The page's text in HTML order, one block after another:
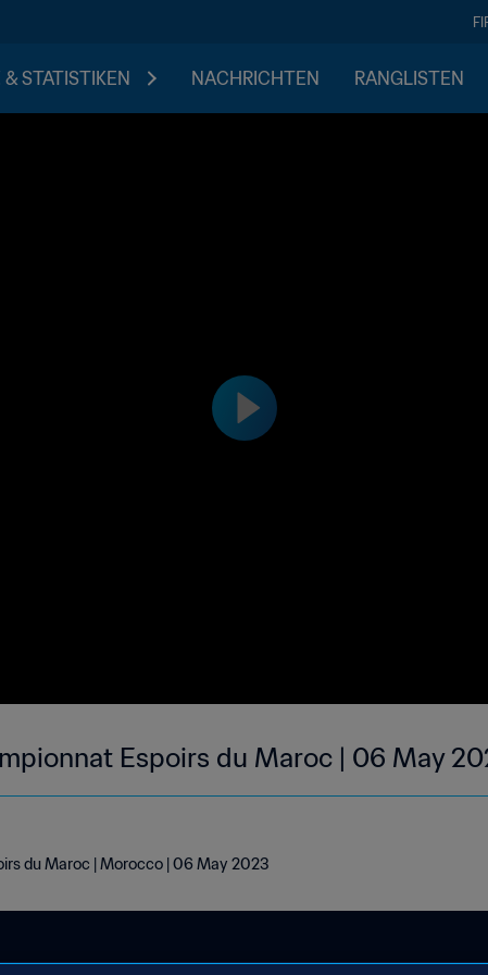
& STATISTIKEN NACHRICHTEN RANGLISTEN
Espoirs du Maroc | 06 May
du Maroc | Morocco | 06 May 2023